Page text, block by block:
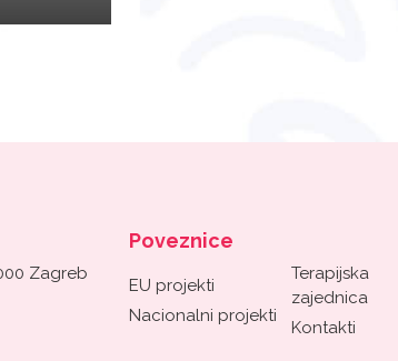
Zagreb
Poveznice
EU projekti
Nacionalni projekti
Terapijska
zajednica
Kontakti